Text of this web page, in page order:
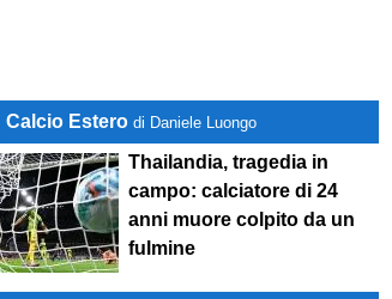
Calcio Estero di Daniele Luongo
Thailandia, tragedia in
campo: calciatore di 24
anni muore colpito da un
fulmine